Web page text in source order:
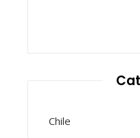
Chile